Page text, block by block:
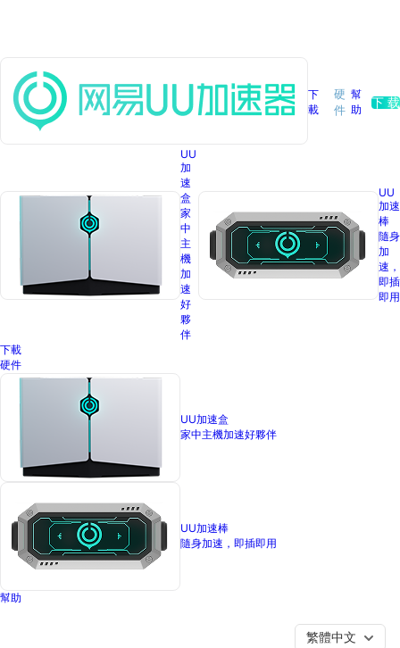
下
載
硬
件
幫
助
下 载
UU
加
速
盒
家
中
主
機
加
速
好
夥
伴
UU
加速
棒
隨身
加
速，
即插
即用
下載
硬件
UU加速盒
家中主機加速好夥伴
UU加速棒
隨身加速，即插即用
幫助
繁體中文